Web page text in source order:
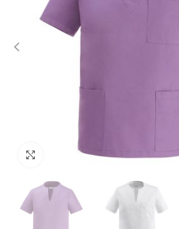
Click to enlarge